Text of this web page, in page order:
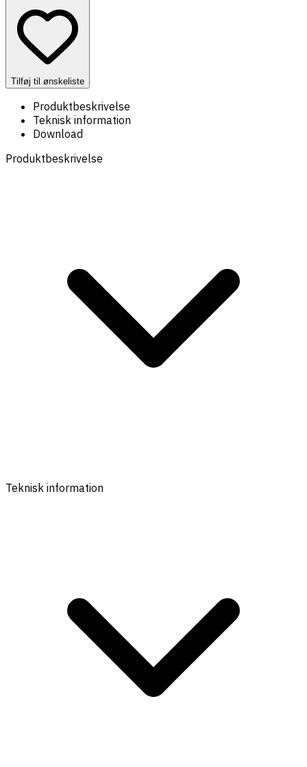
Tilføj til ønskeliste
Produktbeskrivelse
Teknisk information
Download
Produktbeskrivelse
Teknisk information